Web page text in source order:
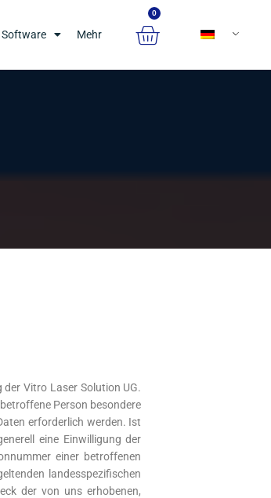
Software Mehr
0
Vitro Laser Solution UG.
Person besondere
erforderlich werden. Ist
eine Einwilligung der
einer betroffenen
landesspezifischen
der von uns erhobenen,